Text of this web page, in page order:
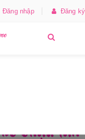
nhập Đăng ký